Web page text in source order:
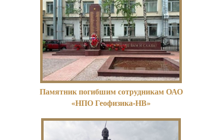
Памятник погибшим сотрудникам ОАО
«НПО Геофизика-НВ»